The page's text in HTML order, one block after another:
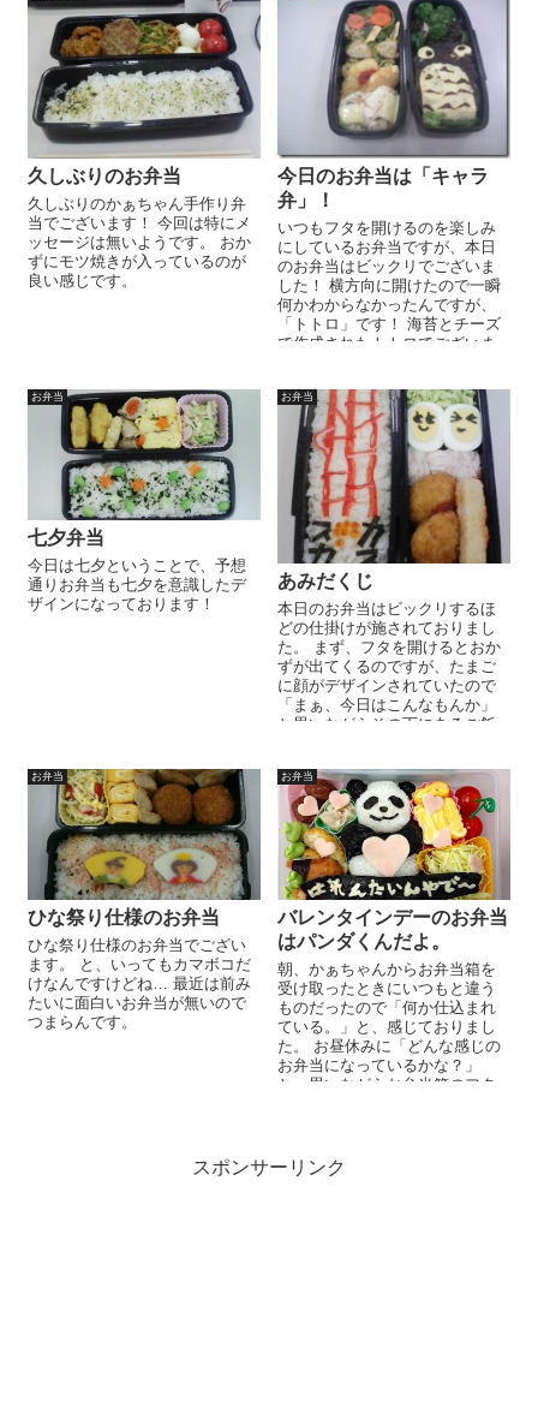
久しぶりのお弁当
久しぶりのかぁちゃん手作り弁
当でございます！ 今回は特にメ
ッセージは無いようです。 おか
ずにモツ焼きが入っているのが
良い感じです。
今日のお弁当は「キャラ
弁」！
いつもフタを開けるのを楽しみ
にしているお弁当ですが、本日
のお弁当はビックリでございま
した！ 横方向に開けたので一瞬
何かわからなかったんですが、
「トトロ」です！ 海苔とチーズ
で作成されたトトロでございま
お弁当
七夕弁当
今日は七夕ということで、予想
通りお弁当も七夕を意識したデ
ザインになっております！
お弁当
あみだくじ
本日のお弁当はビックリするほ
どの仕掛けが施されておりまし
た。 まず、フタを開けるとおか
ずが出てくるのですが、たまご
に顔がデザインされていたので
「まぁ、今日はこんなもんか」
と思いながらその下にあるご飯
お弁当
ひな祭り仕様のお弁当
ひな祭り仕様のお弁当でござい
ます。 と、いってもカマボコだ
けなんですけどね… 最近は前み
たいに面白いお弁当が無いので
つまらんです。
お弁当
バレンタインデーのお弁当
はパンダくんだよ。
朝、かぁちゃんからお弁当箱を
受け取ったときにいつもと違う
ものだったので「何か仕込まれ
ている。」と、感じておりまし
た。 お昼休みに「どんな感じの
お弁当になっているかな？」
と、思いながらお弁当箱のフタ
スポンサーリンク